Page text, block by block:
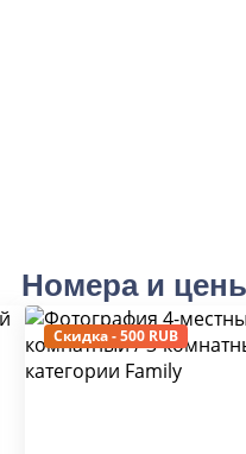
Номера и
Скидка - 500 RUB